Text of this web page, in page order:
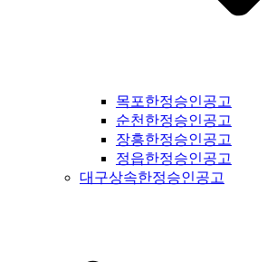
천구신문공고 #구로구신문공고 #영등포
문공고 #노원구신문공고 #중랑구신문공
철원군신문공고 #양구군신문공고 #인제
문공고 #속초신문공고 #양양신문공고 #
문공고 #춘천신문공고 #횡성신문공고 #
문공고 #정선신문공고 #강릉신문공고 #
주신문공고 #보은신문공고 #옥천신문공
목포한정승인공고
순천한정승인공고
장흥한정승인공고
정읍한정승인공고
대구상속한정승인공고